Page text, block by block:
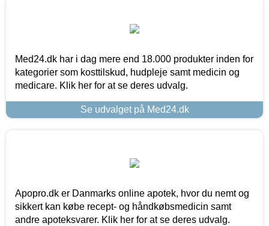
Med24.dk har i dag mere end 18.000 produkter inden for
kategorier som kosttilskud, hudpleje samt medicin og
medicare. Klik her for at se deres udvalg.
Se udvalget på Med24.dk
Apopro.dk er Danmarks online apotek, hvor du nemt og
sikkert kan købe recept- og håndkøbsmedicin samt
andre apoteksvarer. Klik her for at se deres udvalg.